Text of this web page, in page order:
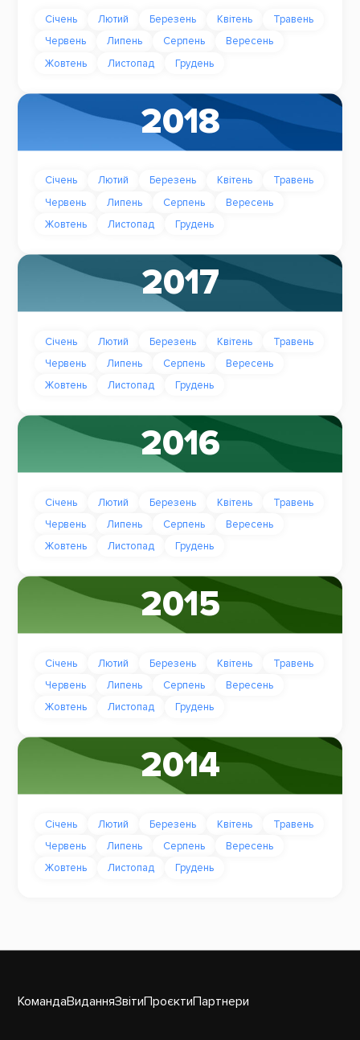
Січень Лютий Березень Квітень
Травень
Червень
Липень Серпень
Вересень
Жовтень
Листопад Грудень
2018
Січень Лютий Березень Квітень
Травень
Червень
Липень Серпень
Вересень
Жовтень
Листопад Грудень
2017
Січень Лютий Березень Квітень
Травень
Червень
Липень Серпень
Вересень
Жовтень
Листопад Грудень
2016
Січень Лютий Березень Квітень
Травень
Червень
Липень Серпень
Вересень
Жовтень
Листопад Грудень
2015
Січень Лютий Березень Квітень
Травень
Червень
Липень Серпень
Вересень
Жовтень
Листопад Грудень
2014
Січень Лютий Березень Квітень
Травень
Червень
Липень Серпень
Вересень
Жовтень
Листопад Грудень
КомандаВиданняЗвітиПроєктиПартнери